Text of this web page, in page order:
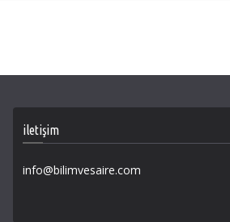
iletişim
info@bilimvesaire.com